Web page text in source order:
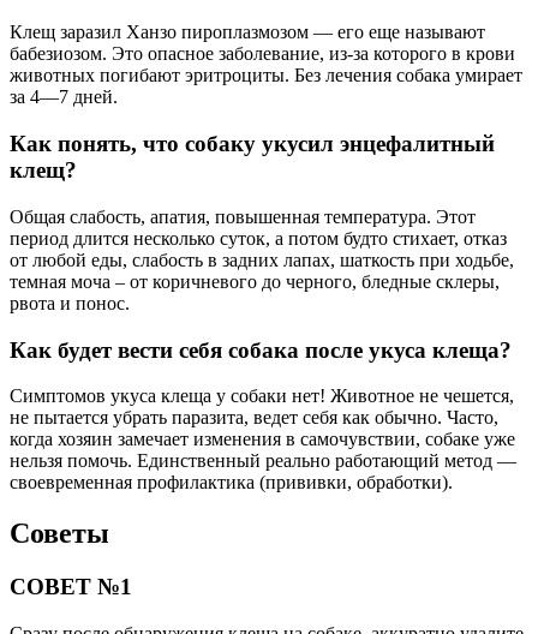
Клещ заразил Ханзо пироплазмозом — его еще называют
бабезиозом. Это опасное заболевание, из-за которого в крови
животных погибают эритроциты. Без лечения собака умирает
за 4—7 дней.
Как понять, что собаку укусил энцефалитный
клещ?
Общая слабость, апатия, повышенная температура. Этот
период длится несколько суток, а потом будто стихает, отказ
от любой еды, слабость в задних лапах, шаткость при ходьбе,
темная моча – от коричневого до черного, бледные склеры,
рвота и понос.
Как будет вести себя собака после укуса клеща?
Симптомов укуса клеща у собаки нет! Животное не чешется,
не пытается убрать паразита, ведет себя как обычно. Часто,
когда хозяин замечает изменения в самочувствии, собаке уже
нельзя помочь. Единственный реально работающий метод —
своевременная профилактика (прививки, обработки).
Советы
СОВЕТ №1